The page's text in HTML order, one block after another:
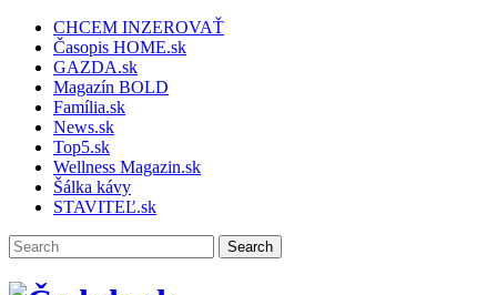
CHCEM INZEROVAŤ
Časopis HOME.sk
GAZDA.sk
Magazín BOLD
Família.sk
News.sk
Top5.sk
Wellness Magazin.sk
Šálka kávy
STAVITEĽ.sk